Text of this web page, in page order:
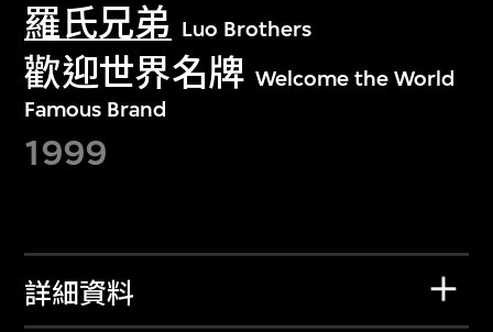
羅氏兄弟 Luo Brothers
歡迎世界名牌 Welcome the World
Famous Brand
1999
詳細資料
文化藏品。